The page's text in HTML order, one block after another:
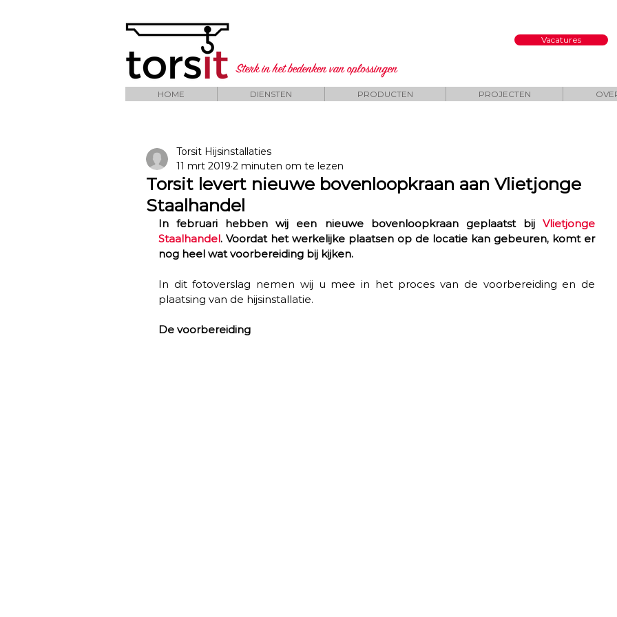
Vacatures
Sterk in het bedenkenvan oplossingen
HOME DIENSTEN PRODUCTEN PROJECTEN
Torsit levert nieuwe bovenloopkraan aan Vlietjonge
Staalhandel
Torsit Hijsinstallaties
11 mrt 2019 2 minuten om te lezen
In februari hebben wij een nieuwe bovenloopkraan geplaatst bij Vlietjonge
Staalhandel. Voordat het werkelijke plaatsen op de locatie kan gebeuren, komt er
nog heel wat voorbereiding bij kijken.
In dit fotoverslag nemen wij u mee in het proces van de voorbereiding en de
plaatsing van de hijsinstallatie.
De voorbereiding